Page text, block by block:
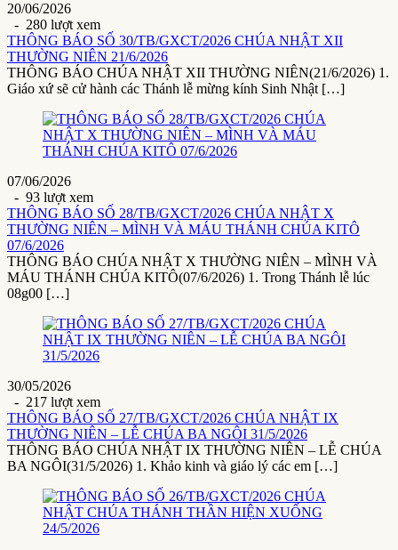
20/06/2026
- 280 lượt xem
THÔNG BÁO SỐ 30/TB/GXCT/2026 CHÚA NHẬT XII
THƯỜNG NIÊN 21/6/2026
THÔNG BÁO CHÚA NHẬT XII THƯỜNG NIÊN(21/6/2026) 1.
Giáo xứ sẽ cử hành các Thánh lễ mừng kính Sinh Nhật […]
07/06/2026
- 93 lượt xem
THÔNG BÁO SỐ 28/TB/GXCT/2026 CHÚA NHẬT X
THƯỜNG NIÊN – MÌNH VÀ MÁU THÁNH CHÚA KITÔ
07/6/2026
THÔNG BÁO CHÚA NHẬT X THƯỜNG NIÊN – MÌNH VÀ
MÁU THÁNH CHÚA KITÔ(07/6/2026) 1. Trong Thánh lễ lúc
08g00 […]
30/05/2026
- 217 lượt xem
THÔNG BÁO SỐ 27/TB/GXCT/2026 CHÚA NHẬT IX
THƯỜNG NIÊN – LỄ CHÚA BA NGÔI 31/5/2026
THÔNG BÁO CHÚA NHẬT IX THƯỜNG NIÊN – LỄ CHÚA
BA NGÔI(31/5/2026) 1. Khảo kinh và giáo lý các em […]